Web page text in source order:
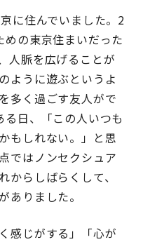
に住んでいました。2
の東京住まいだった
人脈を広げることが
ように遊ぶというよ
多く過ごす友人がで
日、「この人いつも
もしれない。」と思
ではノンセクシュア
からしばらくして、
ありました。
感じがする」「心が